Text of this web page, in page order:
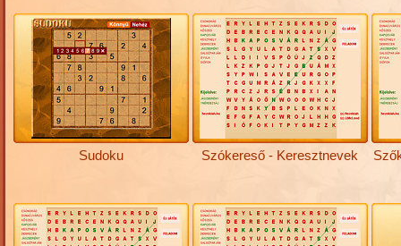
Sudoku Szókereső - Keresztnevek